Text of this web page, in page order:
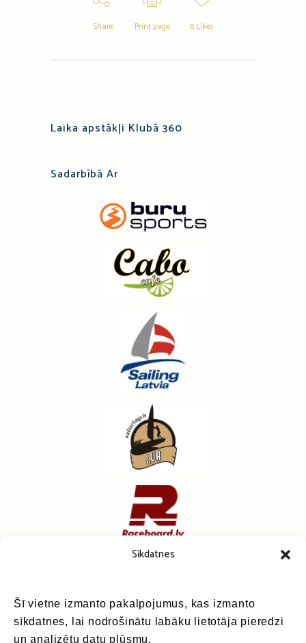
Sīkdatnes
Šī vietne izmanto pakalpojumus, kas izmanto
sīkdatnes, lai nodrošinātu labāku lietotāja pieredzi
un analizētu datu plūsmu.
Share Print page 0Likes
Laika apstākļi Klubā 360
Sadarbībā Ar